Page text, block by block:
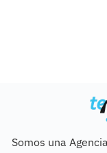
Somos una